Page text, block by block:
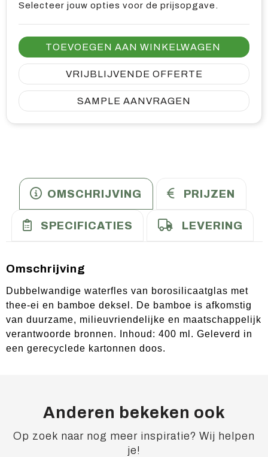
Selecteer jouw opties voor de prijsopgave.
TOEVOEGEN AAN WINKELWAGEN
VRIJBLIJVENDE OFFERTE
SAMPLE AANVRAGEN
OMSCHRIJVING PRIJZEN
SPECIFICATIES LEVERING
Omschrijving
Dubbelwandige waterfles van borosilicaatglas met
thee-ei en bamboe deksel. De bamboe is afkomstig
van duurzame, milieuvriendelijke en maatschappelijk
verantwoorde bronnen. Inhoud: 400 ml. Geleverd in
een gerecyclede kartonnen doos.
Anderen bekeken ook
Op zoek naar nog meer inspiratie? Wij helpen
je!